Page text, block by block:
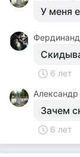
У меня
6 лет
Зачем
6 лет